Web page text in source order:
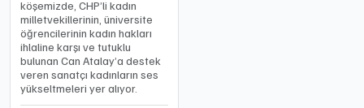
köşemizde, CHP’li kadın
milletvekillerinin, üniversite
öğrencilerinin kadın hakları
ihlaline karşı ve tutuklu
bulunan Can Atalay’a destek
veren sanatçı kadınların ses
yükseltmeleri yer alıyor.